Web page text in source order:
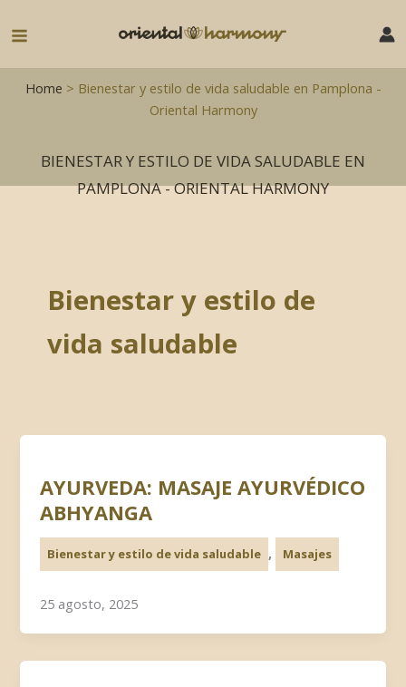
Main
Menu
Home > Bienestar y estilo de vida saludable en Pamplona -
Oriental Harmony
BIENESTAR Y ESTILO DE VIDA SALUDABLE EN
PAMPLONA - ORIENTAL HARMONY
Bienestar y estilo de
vida saludable
AYURVEDA: MASAJE AYURVÉDICO
ABHYANGA
Bienestar y estilo de vida saludable , Masajes
25 agosto, 2025